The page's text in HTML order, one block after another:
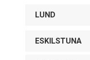
LUND
ESKILSTUNA